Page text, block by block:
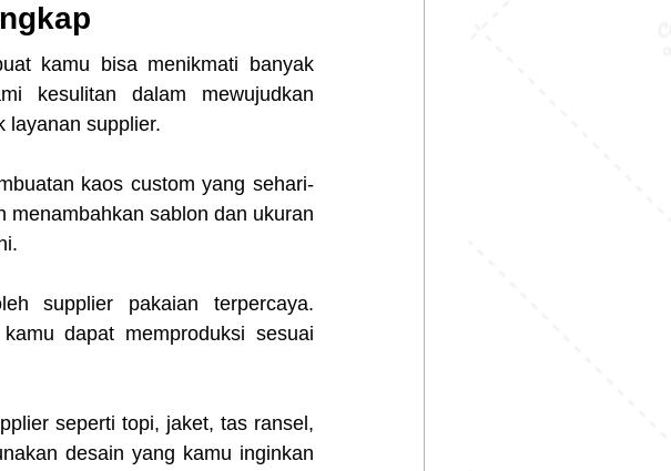
kamu bisa menikmati banyak
kesulitan dalam mewujudkan
layanan supplier.
kaos custom yang sehari-
menambahkan sablon dan ukuran
supplier pakaian terpercaya.
dapat memproduksi sesuai
seperti topi, jaket, tas ransel,
desain yang kamu inginkan